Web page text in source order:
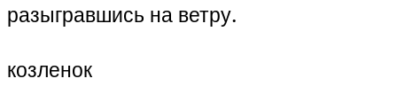
разыгравшись на ветру.
козленок